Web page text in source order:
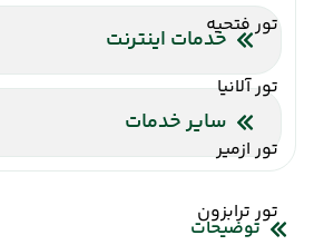
تور فتحیه
تور آلانیا
تور ازمیر
تور ترابزون
خدمات اینترنت
اینترنت بیسیم رایگان در لابی
اینترنت بیسیم رایگان در اتاقها
سایر خدمات
شاتل فرودگاه صندوق امانات
توضیحات